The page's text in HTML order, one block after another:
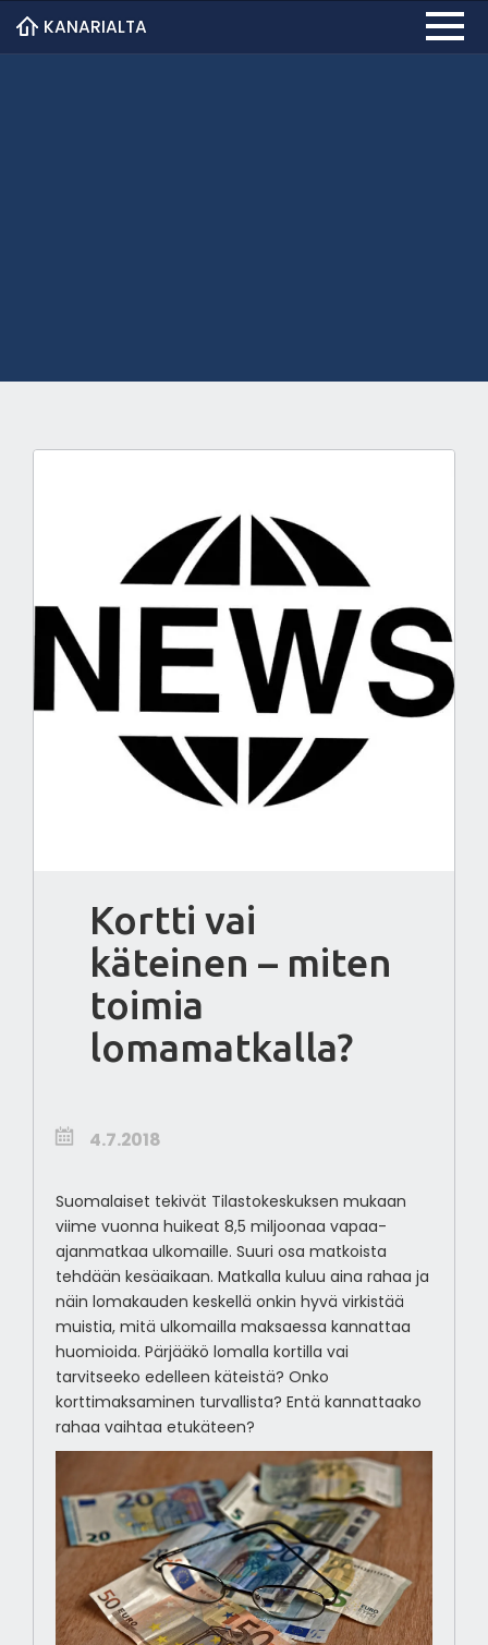
KANARIALTA
Kortti vai
käteinen – miten
toimia
lomamatkalla?
4.7.2018
Suomalaiset tekivät Tilastokeskuksen mukaan
viime vuonna huikeat 8,5 miljoonaa vapaa-
ajanmatkaa ulkomaille. Suuri osa matkoista
tehdään kesäaikaan. Matkalla kuluu aina rahaa ja
näin lomakauden keskellä onkin hyvä virkistää
muistia, mitä ulkomailla maksaessa kannattaa
huomioida. Pärjääkö lomalla kortilla vai
tarvitseeko edelleen käteistä? Onko
korttimaksaminen turvallista? Entä kannattaako
rahaa vaihtaa etukäteen?